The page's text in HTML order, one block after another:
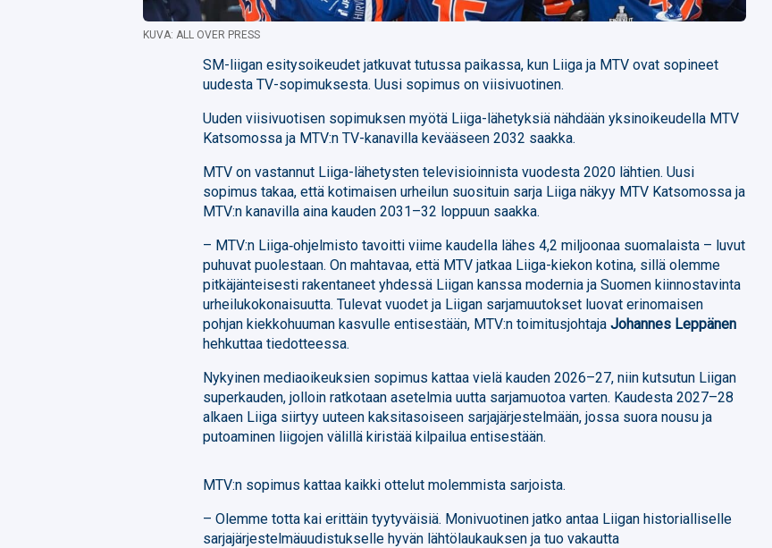
KUVA: ALL OVER PRESS
SM-liigan esitysoikeudet jatkuvat tutussa paikassa, kun Liiga ja MTV ovat sopineet
uudesta TV-sopimuksesta. Uusi sopimus on viisivuotinen.
Uuden viisivuotisen sopimuksen myötä Liiga-lähetyksiä nähdään yksinoikeudella MTV
Katsomossa ja MTV:n TV-kanavilla kevääseen 2032 saakka.
MTV on vastannut Liiga-lähetysten televisioinnista vuodesta 2020 lähtien. Uusi
sopimus takaa, että kotimaisen urheilun suosituin sarja Liiga näkyy MTV Katsomossa ja
MTV:n kanavilla aina kauden 2031–32 loppuun saakka.
– MTV:n Liiga‑ohjelmisto tavoitti viime kaudella lähes 4,2 miljoonaa suomalaista – luvut
puhuvat puolestaan. On mahtavaa, että MTV jatkaa Liiga-kiekon kotina, sillä olemme
pitkäjänteisesti rakentaneet yhdessä Liigan kanssa modernia ja Suomen kiinnostavinta
urheilukokonaisuutta. Tulevat vuodet ja Liigan sarjamuutokset luovat erinomaisen
pohjan kiekkohuuman kasvulle entisestään, MTV:n toimitusjohtajaJohannes Leppänen
hehkuttaa tiedotteessa.
Nykyinen mediaoikeuksien sopimus kattaa vielä kauden 2026–27, niin kutsutun Liigan
superkauden, jolloin ratkotaan asetelmia uutta sarjamuotoa varten. Kaudesta 2027–28
alkaen Liiga siirtyy uuteen kaksitasoiseen sarjajärjestelmään, jossa suora nousu ja
putoaminen liigojen välillä kiristää kilpailua entisestään.
MTV:n sopimus kattaa kaikki ottelut molemmista sarjoista.
– Olemme totta kai erittäin tyytyväisiä. Monivuotinen jatko antaa Liigan historialliselle
sarjajärjestelmäuudistukselle hyvän lähtölaukauksen ja tuo vakautta